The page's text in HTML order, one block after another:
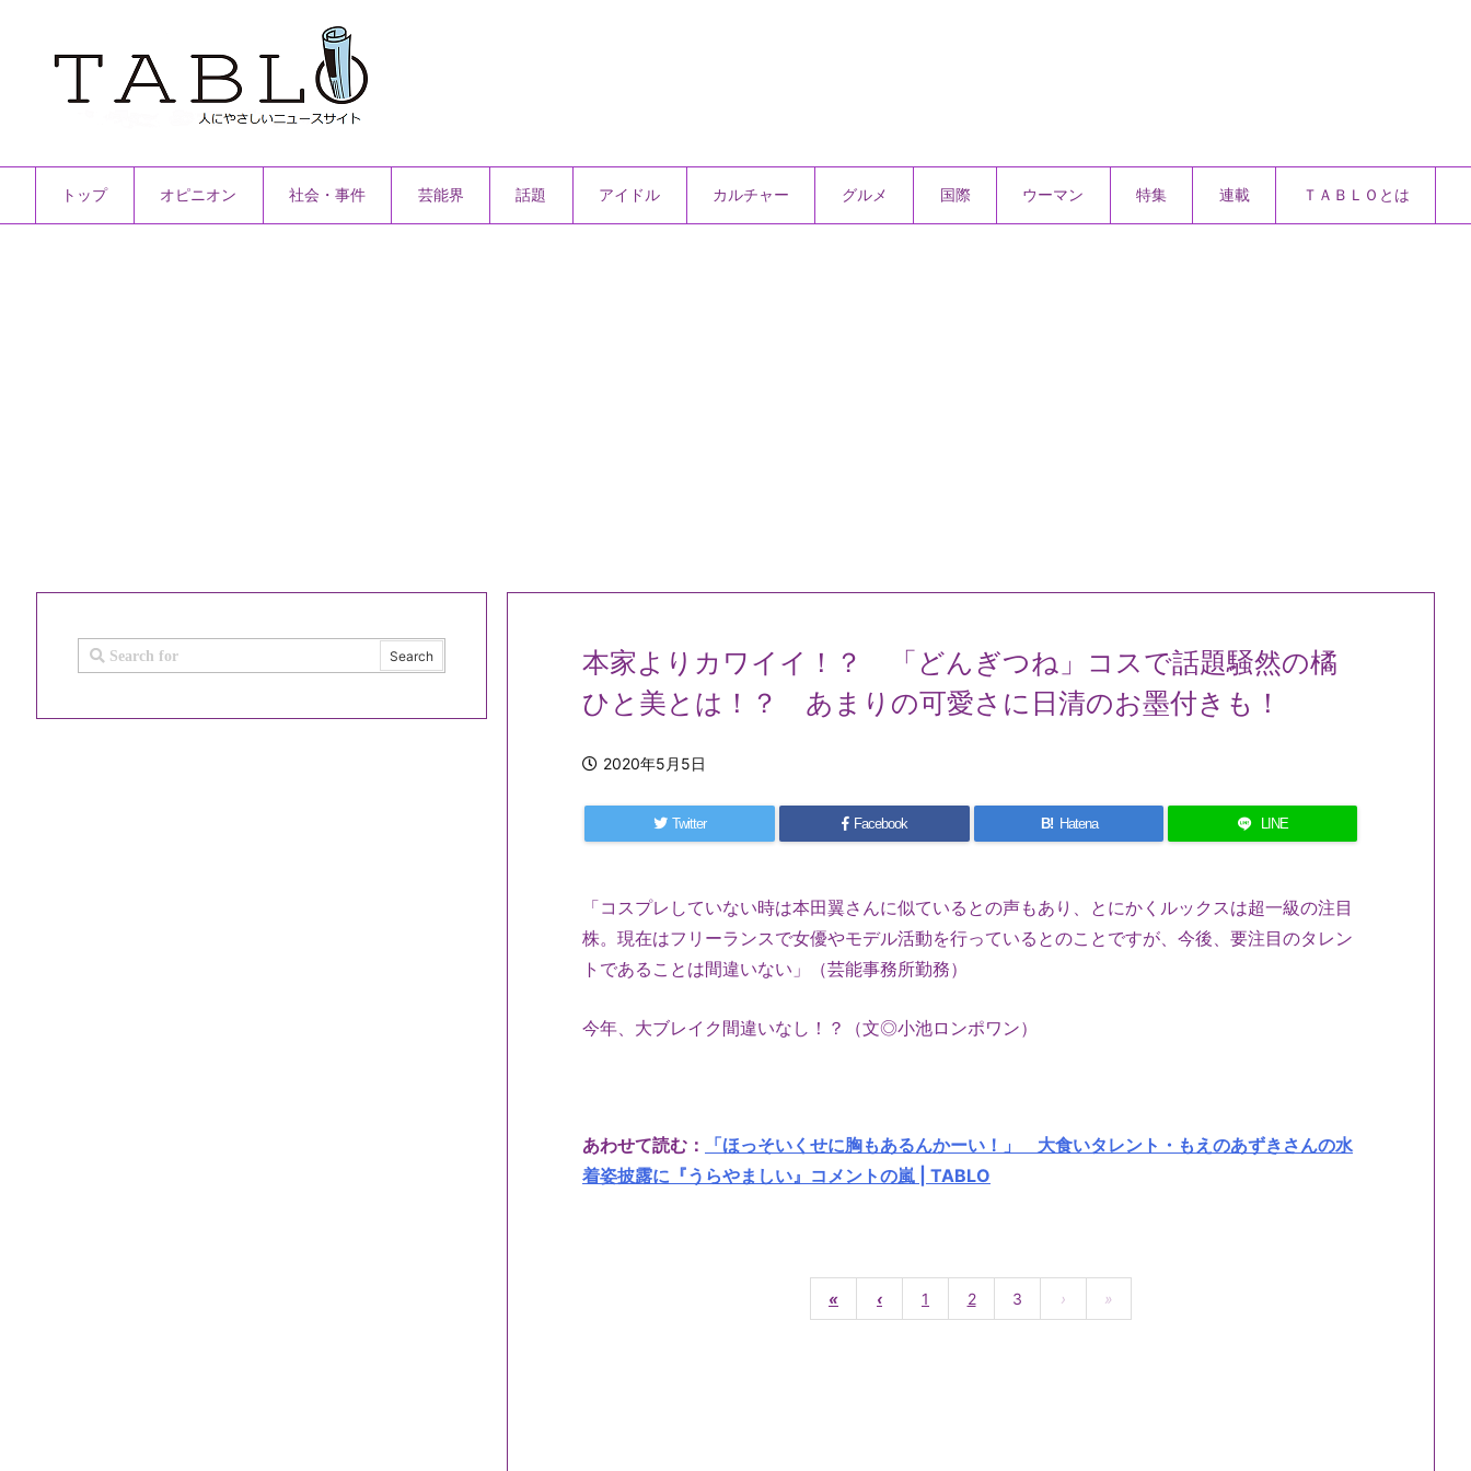
トップ オピニオン 社会・事件 芸能界 話題 アイドル カルチャー グルメ 国際 ウーマン 特集 連載 ＴＡＢＬＯとは
本家よりカワイイ！？ 「どんぎつね」コスで話題騒然の橘
ひと美とは！？ あまりの可愛さに日清のお墨付きも！
2020年5月5日
Twitter Facebook B! Hatena LINE
「コスプレしていない時は本田翼さんに似ているとの声もあり、とにかくルックスは超一級の注目
株。現在はフリーランスで女優やモデル活動を行っているとのことですが、今後、要注目のタレン
トであることは間違いない」（芸能事務所勤務）
今年、大ブレイク間違いなし！？（文◎小池ロンポワン）
あわせて読む：
「ほっそいくせに胸もあるんかーい！」 大食いタレント・もえのあずきさんの水
着姿披露に『うらやましい』コメントの嵐 | TABLO
« ‹ 1 2 3 › »